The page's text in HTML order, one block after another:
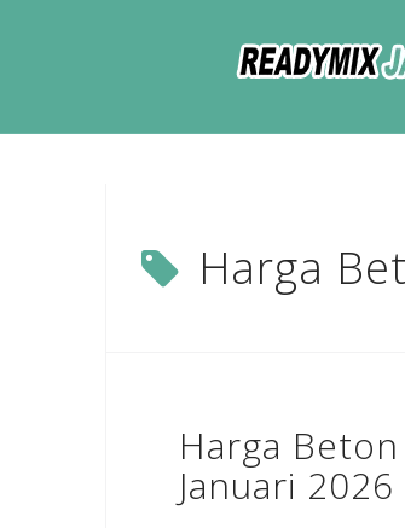
Harga
Harga
Januari 2026